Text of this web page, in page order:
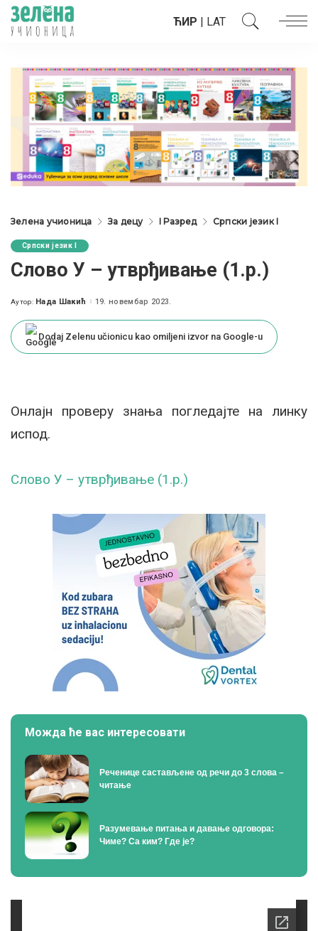
ЋИР | LAT
Зелена учионица За децу I Разред Српски језик I
Српски језик I
Слово У – утврђивање (1.р.)
Posted
Аутор: Нада Шакић 19. новембар 2023.
Dodaj Zelenu učionicu kao omiljeni izvor na Google-u
Онлајн проверу знања погледајте на линку
испод.
Слово У – утврђивање (1.р.)
Можда ће вас интересовати
Реченице састављене од речи до 3 слова –
читање
Разумевање питања и давање одговора:
Чиме? Са ким? Где је?